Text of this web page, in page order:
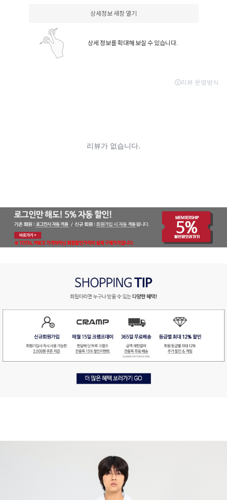
상세정보 새창 열기
상세 정보를 확대해 보실 수 있습니다.